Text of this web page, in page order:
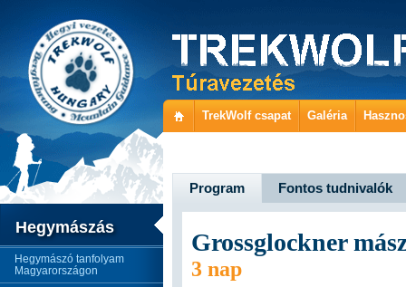
TrekWolf csapat Galéria
Hegymászás
Hegymászó tanfolyam
Magyarországon
Program Fontos tudnivalók
Grossglockner
3 nap